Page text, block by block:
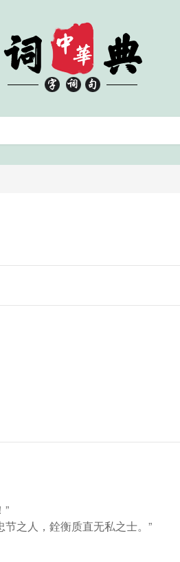
”
之人，銓衡质直无私之士。”